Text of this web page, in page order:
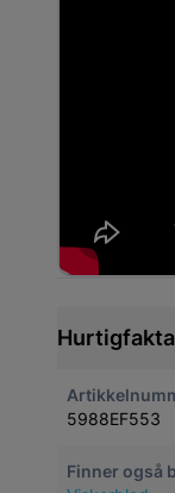
Hurtigfakta
5988EF553
Finner også